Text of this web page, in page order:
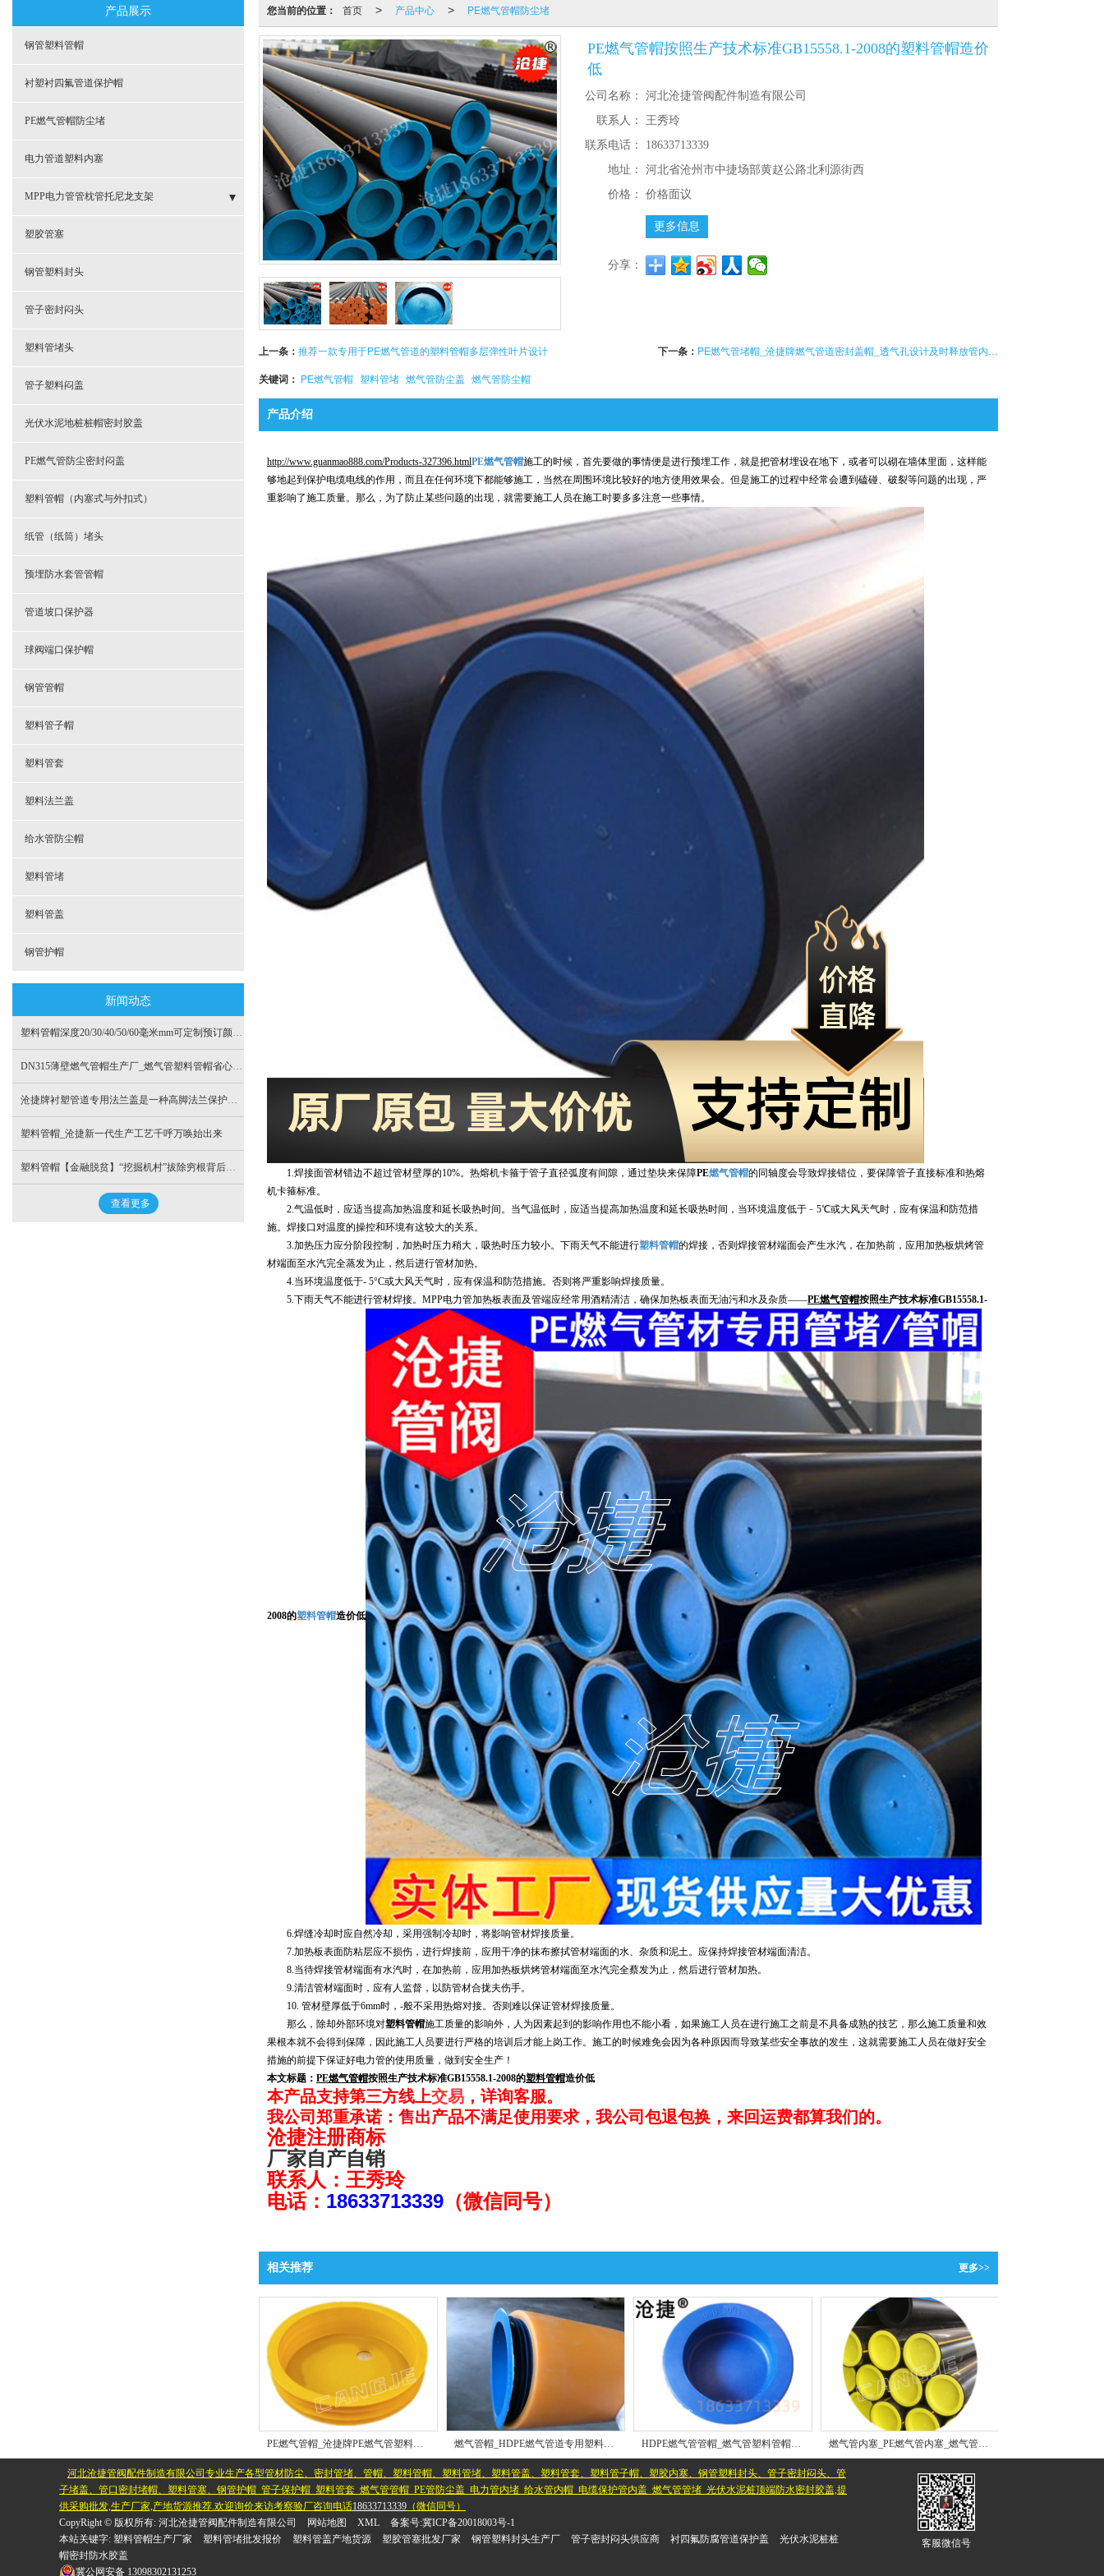
您当前的位置： 首页 > 产品中心 > PE燃气管帽防尘堵
PE燃气管帽按照生产技术标准GB15558.1-2008的塑料管帽造价
低
公司名称：
河北沧捷管阀配件制造有限公司
联系人：
王秀玲
联系电话：
18633713339
地址：
河北省沧州市中捷场部黄赵公路北利源街西
价格：
价格面议
更多信息
分享：
上一条： 推荐一款专用于PE燃气管道的塑料管帽多层弹性叶片设计 下一条： PE燃气管堵帽_沧捷牌燃气管道密封盖帽_透气孔设计及时释放管内压力
关键词： PE燃气管帽 塑料管堵 燃气管防尘盖 燃气管防尘帽
产品介绍
http://www.guanmao888.com/Products-327396.htmlPE燃气管帽施工的时候，首先要做的事情便是进行预埋工作，就是把管材埋设在地下，或者可以砌在墙体里面，这样能
够地起到保护电缆电线的作用，而且在任何环境下都能够施工，当然在周围环境比较好的地方使用效果会。但是施工的过程中经常会遭到磕碰、破裂等问题的出现，严
重影响了施工质量。那么，为了防止某些问题的出现，就需要施工人员在施工时要多多注意一些事情。
1.焊接面管材错边不超过管材壁厚的10%。热熔机卡箍于管子直径弧度有间隙，通过垫块来保障PE燃气管帽的同轴度会导致焊接错位，要保障管子直接标准和热熔
机卡箍标准。
2.气温低时，应适当提高加热温度和延长吸热时间。当气温低时，应适当提高加热温度和延长吸热时间，当环境温度低于﹣5℃或大风天气时，应有保温和防范措
施。焊接口对温度的操控和环境有这较大的关系。
3.加热压力应分阶段控制，加热时压力稍大，吸热时压力较小。下雨天气不能进行塑料管帽的焊接，否则焊接管材端面会产生水汽，在加热前，应用加热板烘烤管
材端面至水汽完全蒸发为止，然后进行管材加热。
4.当环境温度低于- 5°C或大风天气时，应有保温和防范措施。否则将严重影响焊接质量。
5.下雨天气不能进行管材焊接。MPP电力管加热板表面及管端应经常用酒精清洁，确保加热板表面无油污和水及杂质——PE燃气管帽按照生产技术标准GB15558.1-
2008的塑料管帽造价低
6.焊缝冷却时应自然冷却，采用强制冷却时，将影响管材焊接质量。
7.加热板表面防粘层应不损伤，进行焊接前，应用干净的抹布擦拭管材端面的水、杂质和泥土。应保持焊接管材端面清洁。
8.当待焊接管材端面有水汽时，在加热前，应用加热板烘烤管材端面至水汽完全蔡发为止，然后进行管材加热。
9.清洁管材端面时，应有人监督，以防管材合拢夫伤手。
10. 管材壁厚低于6mm时，-般不采用热熔对接。否则难以保证管材焊接质量。
那么，除却外部环境对塑料管帽施工质量的影响外，人为因素起到的影响作用也不能小看，如果施工人员在进行施工之前是不具备成熟的技艺，那么施工质量和效
果根本就不会得到保障，因此施工人员要进行严格的培训后才能上岗工作。施工的时候难免会因为各种原因而导致某些安全事故的发生，这就需要施工人员在做好安全
措施的前提下保证好电力管的使用质量，做到安全生产！
本文标题： PE燃气管帽按照生产技术标准GB15558.1-2008的塑料管帽造价低
本产品支持第三方线上交易 ，详询客服。
我公司郑重承诺：售出产品不满足使用要求，我公司包退包换，来回运费都算我们的。
沧捷注册商标
厂家自产自销
联系人：王秀玲
电话： 18633713339 （微信同号）
相关推荐 更多>>
PE燃气管帽_沧捷牌PE燃气管塑料管帽_SDR11系列_批发采购价格 燃气管帽_HDPE燃气管道专用塑料管帽_我们更认可沧捷牌实体工厂 HDPE燃气管管帽_燃气管塑料管帽_***生产厂家推荐 燃气管内塞_PE燃气管内塞_燃气管堵塑料内塞用途_沧捷品质可靠
产品展示
钢管塑料管帽
衬塑衬四氟管道保护帽
PE燃气管帽防尘堵
电力管道塑料内塞
MPP电力管管枕管托尼龙支架
- MPP电力管管枕规格型号
- CPVC电力管塑料管枕
- 电缆保护管支撑管枕
- 电缆套管管枕支架
- 电缆排管塑料托架
- 电缆管道分隔托架
- 电力管道尼龙管托
塑胶管塞
钢管塑料封头
管子密封闷头
塑料管堵头
管子塑料闷盖
光伏水泥地桩桩帽密封胶盖
PE燃气管防尘密封闷盖
塑料管帽（内塞式与外扣式）
纸管（纸筒）堵头
预埋防水套管管帽
管道坡口保护器
球阀端口保护帽
钢管管帽
塑料管子帽
塑料管套
塑料法兰盖
给水管防尘帽
塑料管堵
塑料管盖
钢管护帽
新闻动态
塑料管帽深度20/30/40/50/60毫米mm可定制预订颜色沧捷管阀工期短
DN315薄壁燃气管帽生产厂_燃气管塑料管帽省心放心_防止鼠害飞虫
沧捷牌衬塑管道专用法兰盖是一种高脚法兰保护帽DN300PN10
塑料管帽_沧捷新一代生产工艺千呼万唤始出来
塑料管帽【金融脱贫】“挖掘机村”拔除穷根背后的金融力量
查看更多
河北沧捷管阀配件制造有限公司专业生产各型管材防尘、密封管堵、管帽、塑料管帽、塑料管堵、塑料管盖、塑料管套、塑料管子帽、塑胶内塞、钢管塑料封头、管子密封闷头、管
子堵盖、管口密封堵帽、塑料管塞、钢管护帽_管子保护帽_塑料管套_燃气管管帽_PE管防尘盖_电力管内堵_给水管内帽_电缆保护管内盖_燃气管管堵_光伏水泥桩顶端防水密封胶盖,提
供采购批发,生产厂家,产地货源推荐.欢迎询价来访考察验厂咨询电话18633713339 （微信同号）
CopyRight © 版权所有: 河北沧捷管阀配件制造有限公司 网站地图 XML 备案号:冀ICP备20018003号-1
本站关键字: 塑料管帽生产厂家 塑料管堵批发报价 塑料管盖产地货源 塑胶管塞批发厂家 钢管塑料封头生产厂 管子密封闷头供应商 衬四氟防腐管道保护盖
光伏水泥桩桩
帽密封防水胶盖
冀公网安备 13098302131253
客服微信号